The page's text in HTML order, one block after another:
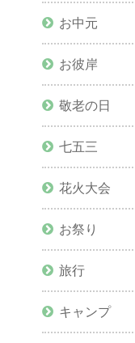
お中元
お彼岸
敬老の日
七五三
花火大会
お祭り
旅行
キャンプ